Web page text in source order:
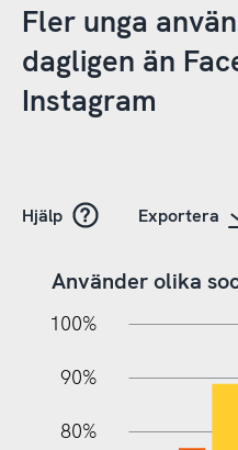
Fler unga
dagligen än
Instagram
Hjälp Exportera
Använder olika
100%
90%
80%